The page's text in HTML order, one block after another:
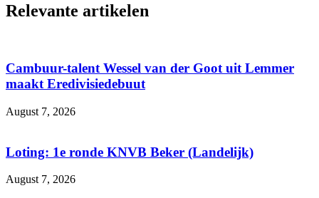
Relevante artikelen
Cambuur-talent Wessel van der Goot uit Lemmer
maakt Eredivisiedebuut
August 7, 2026
Loting: 1e ronde KNVB Beker (Landelijk)
August 7, 2026